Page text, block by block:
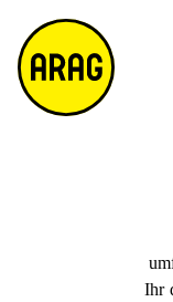
m
a
p
Ihr